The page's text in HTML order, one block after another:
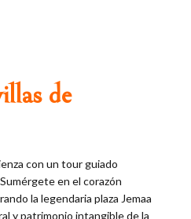
de
con un tour guiado
en el corazón
la legendaria plaza Jemaa
y patrimonio intangible de la